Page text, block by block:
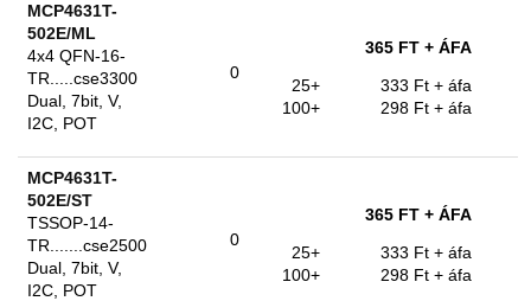
MCP4631T-
502E/ML
4x4 QFN-16-
TR.....cse3300
Dual, 7bit, V,
I2C, POT
0
365 FT + ÁFA
25+
333 Ft + áfa
100+
298 Ft + áfa
MCP4631T-
502E/ST
TSSOP-14-
TR.......cse2500
Dual, 7bit, V,
I2C, POT
0
365 FT + ÁFA
25+
333 Ft + áfa
100+
298 Ft + áfa